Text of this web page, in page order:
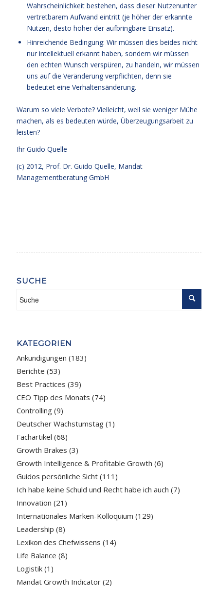
Wahrscheinlichkeit bestehen, dass dieser Nutzenunter
vertretbarem Aufwand eintritt (je höher der erkannte
Nutzen, desto höher der aufbringbare Einsatz).
Hinreichende Bedingung: Wir müssen dies beides nicht
nur intellektuell erkannt haben, sondern wir müssen
den echten Wunsch verspüren, zu handeln, wir müssen
uns auf die Veränderung verpflichten, denn sie
bedeutet eine Verhaltensänderung.
Warum so viele Verbote? Vielleicht, weil sie weniger Mühe
machen, als es bedeuten würde, Überzeugungsarbeit zu
leisten?
Ihr Guido Quelle
(c) 2012, Prof. Dr. Guido Quelle, Mandat
Managementberatung GmbH
SUCHE
KATEGORIEN
Ankündigungen (183)
Berichte (53)
Best Practices (39)
CEO Tipp des Monats (74)
Controlling(9)
Deutscher Wachstumstag(1)
Fachartikel (68)
Growth Brakes (3)
Growth Intelligence & Profitable Growth (6)
Guidos persönliche Sicht(111)
Ich habe keine Schuld und Recht habe ich auch (7)
Innovation (21)
Internationales Marken-Kolloquium (129)
Leadership (8)
Lexikon des Chefwissens (14)
Life Balance (8)
Logistik(1)
Mandat Growth Indicator(2)